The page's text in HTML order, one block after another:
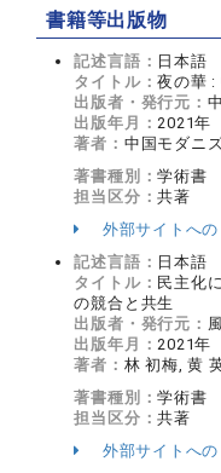
書籍等出版物
記述言語： 日本語
タイトル：夜の華 :
出版者・発行元：
出版年月：2021年
著者： 中国モダニ
著書種別：学術書
担当区分：共著
外部サイトへ
記述言語： 日本語
タイトル： 民主化
の競合と共生
出版者・発行元：
出版年月：2021年
著者： 林 初梅, 黄
著書種別：学術書
担当区分：共著
外部サイトへ